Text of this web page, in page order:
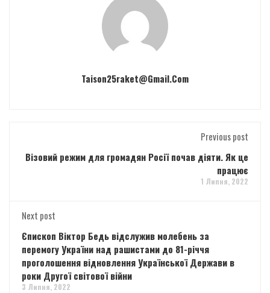
Taison25raket@gmail.com
Previous post
Візовий режим для громадян Росії почав діяти. Як це
працює
1 Липня, 2022
Next post
Єпископ Віктор Бедь відслужив молебень за
перемогу України над рашистами до 81-річчя
проголошення відновлення Української Держави в
роки Другої світової війни
3 Липня, 2022